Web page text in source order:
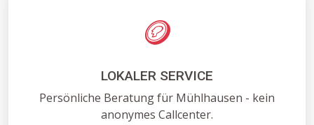
🪙
LOKALER SERVICE
Persönliche Beratung für Mühlhausen - kein
anonymes Callcenter.